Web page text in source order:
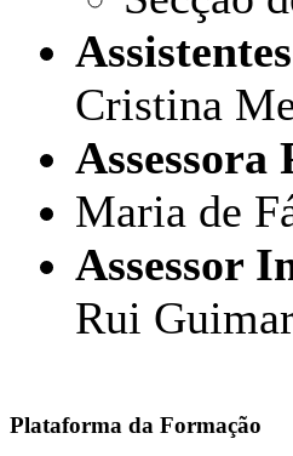
Cristina
Assessora
Maria de
Assessor
Rui
Plataforma da Formação